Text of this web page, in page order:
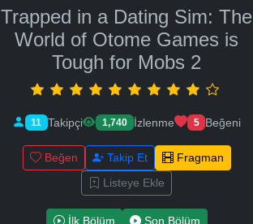
Trapped in a Dating Sim: The
World of Otome Games is
Tough for Mobs 2
11 Takipçi 1,740 İzlenme 5 Beğeni
Beğen Takip Et
Fragman
Listeye Ekle
İlk Bölüm Son Bölüm